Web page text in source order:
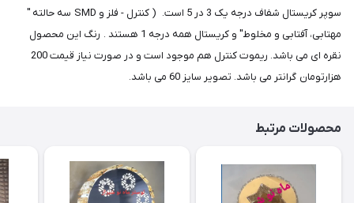
سوپر کریستال شفاف درجه یک 3 در 5 است. ( کنترل - فلز و SMD سه حالته "
مهتابی، آفتابی و مخلوط" و کریستال همه درجه 1 هستند . رنگ این محصول
نقره ای می باشد. ریموت کنترل هم موجود است و در صورت نیاز قیمت 200
هزارتومان گرانتر می باشد. تصویر سایز 60 می باشد.
محصولات مرتبط